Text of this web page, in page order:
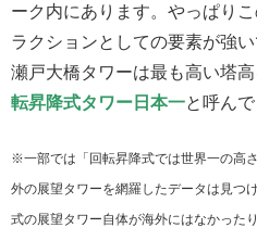
ーク内にあります。やっぱり
ラクションとしての要素が強
瀬戸大橋タワーは最も高い塔高
転昇降式タワー日本一と呼ん
※一部では「回転昇降式では世界一の高
外の展望タワーを網羅したデータは見つ
式の展望タワー自体が海外にはなかった